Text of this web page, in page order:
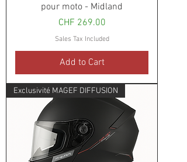
pour moto - Midland
Price
CHF 269.00
Sales Tax Included
Add to Cart
Exclusivité MAGEF DIFFUSION